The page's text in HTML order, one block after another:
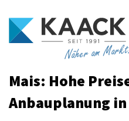
Näher am
Mais: Hohe
Anbauplanung in